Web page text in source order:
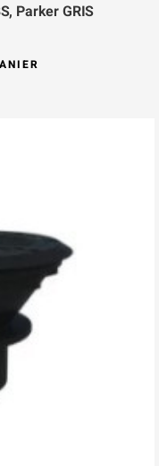
Parker GRIS